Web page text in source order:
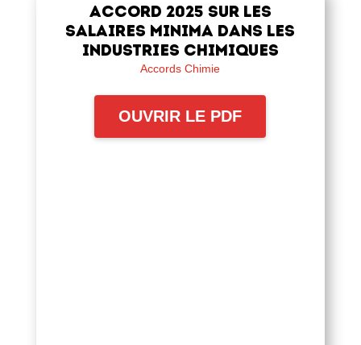
Accord 2025 sur les
salaires minima dans les
industries chimiques
Accords Chimie
OUVRIR LE PDF